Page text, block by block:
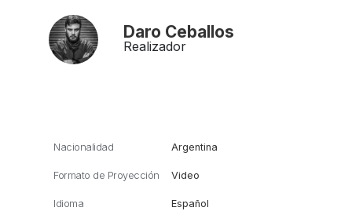
Daro Ceballos
Realizador
Nacionalidad Argentina
Formato de Proyección Video
Idioma Español